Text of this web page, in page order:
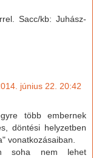
Sacc/kb: Juhász-
június 22. 20:42
több embernek
döntési helyzetben
vonatkozásaiban.
soha nem lehet